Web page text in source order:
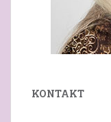
KONTAKT